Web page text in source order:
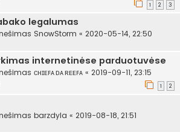
1 2 3
legalumas
SnowStorm « 2020-05-14, 22:50
internetinėse parduotuvėse
ᴄʜɪᴇꜰᴀ ᴅᴀ ʀᴇᴇꜰᴀ « 2019-09-11, 23:15
1 2
barzdyla « 2019-08-18, 21:51